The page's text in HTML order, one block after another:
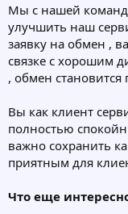
Мы с нашей
улучшить наш
заявку на обмен ,
связке с хорошим
, обмен
Вы как клиент
полностью
важно сохранить
приятным для
Что еще